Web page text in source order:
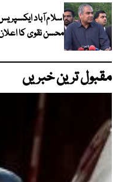
اسلام آباد
محسن نقوی کا
مقبول ترین خبریں